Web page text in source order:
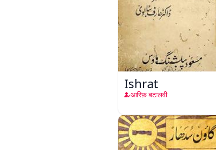
Ishrat
आरिफ़ बटालवी